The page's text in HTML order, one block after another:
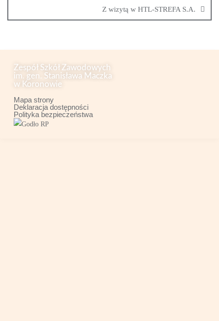
Z wizytą w HTL-STREFA S.A.
Zespół Szkół Zawodowych
im. gen. Stanisława Maczka
w Koronowie
Mapa strony
Deklaracja dostępności
Polityka bezpieczeństwa